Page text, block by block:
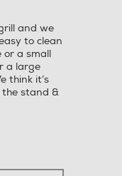
and we
to clean
or a small
a large
think it’s
stand &